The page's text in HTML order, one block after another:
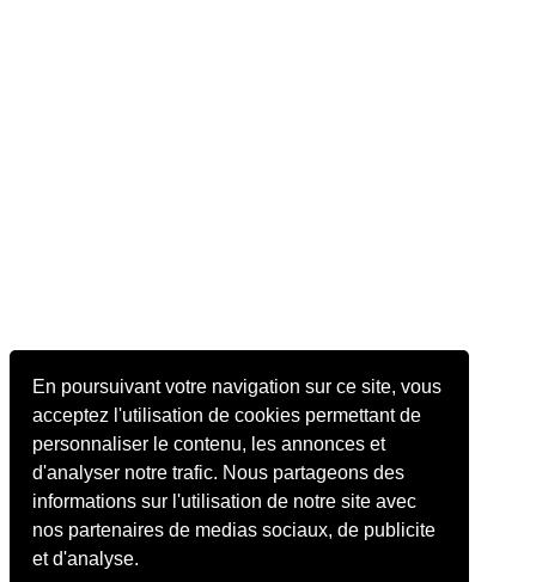
En poursuivant votre navigation sur ce site, vous
acceptez l'utilisation de cookies permettant de
personnaliser le contenu, les annonces et
d'analyser notre trafic. Nous partageons des
informations sur l'utilisation de notre site avec
nos partenaires de medias sociaux, de publicite
et d'analyse.